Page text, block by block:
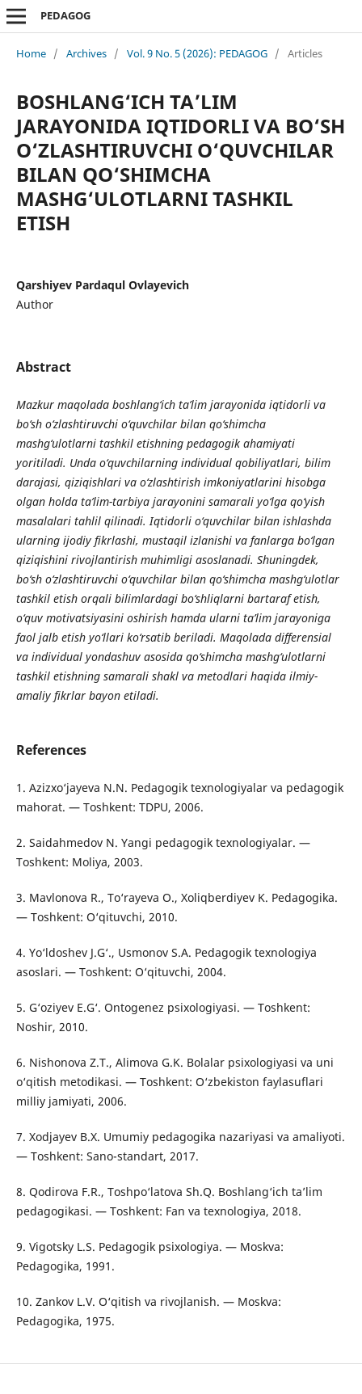
PEDAGOG
Home / Archives / Vol. 9 No. 5 (2026): PEDAGOG / Articles
BOSHLANG‘ICH TA’LIM
JARAYONIDA IQTIDORLI VA BO‘SH
O‘ZLASHTIRUVCHI O‘QUVCHILAR
BILAN QO‘SHIMCHA
MASHG‘ULOTLARNI TASHKIL
ETISH
Qarshiyev Pardaqul Ovlayevich
Author
Abstract
Mazkur maqolada boshlang‘ich ta’lim jarayonida iqtidorli va
bo‘sh o‘zlashtiruvchi o‘quvchilar bilan qo‘shimcha
mashg‘ulotlarni tashkil etishning pedagogik ahamiyati
yoritiladi. Unda o‘quvchilarning individual qobiliyatlari, bilim
darajasi, qiziqishlari va o‘zlashtirish imkoniyatlarini hisobga
olgan holda ta’lim-tarbiya jarayonini samarali yo‘lga qo‘yish
masalalari tahlil qilinadi. Iqtidorli o‘quvchilar bilan ishlashda
ularning ijodiy fikrlashi, mustaqil izlanishi va fanlarga bo‘lgan
qiziqishini rivojlantirish muhimligi asoslanadi. Shuningdek,
bo‘sh o‘zlashtiruvchi o‘quvchilar bilan qo‘shimcha mashg‘ulotlar
tashkil etish orqali bilimlardagi bo‘shliqlarni bartaraf etish,
o‘quv motivatsiyasini oshirish hamda ularni ta’lim jarayoniga
faol jalb etish yo‘llari ko‘rsatib beriladi. Maqolada differensial
va individual yondashuv asosida qo‘shimcha mashg‘ulotlarni
tashkil etishning samarali shakl va metodlari haqida ilmiy-
amaliy fikrlar bayon etiladi.
References
1. Azizxo‘jayeva N.N. Pedagogik texnologiyalar va pedagogik
mahorat. — Toshkent: TDPU, 2006.
2. Saidahmedov N. Yangi pedagogik texnologiyalar. —
Toshkent: Moliya, 2003.
3. Mavlonova R., To‘rayeva O., Xoliqberdiyev K. Pedagogika.
— Toshkent: O‘qituvchi, 2010.
4. Yo‘ldoshev J.G‘., Usmonov S.A. Pedagogik texnologiya
asoslari. — Toshkent: O‘qituvchi, 2004.
5. G‘oziyev E.G‘. Ontogenez psixologiyasi. — Toshkent:
Noshir, 2010.
6. Nishonova Z.T., Alimova G.K. Bolalar psixologiyasi va uni
o‘qitish metodikasi. — Toshkent: O‘zbekiston faylasuflari
milliy jamiyati, 2006.
7. Xodjayev B.X. Umumiy pedagogika nazariyasi va amaliyoti.
— Toshkent: Sano-standart, 2017.
8. Qodirova F.R., Toshpo‘latova Sh.Q. Boshlang‘ich ta’lim
pedagogikasi. — Toshkent: Fan va texnologiya, 2018.
9. Vigotsky L.S. Pedagogik psixologiya. — Moskva:
Pedagogika, 1991.
10. Zankov L.V. O‘qitish va rivojlanish. — Moskva:
Pedagogika, 1975.